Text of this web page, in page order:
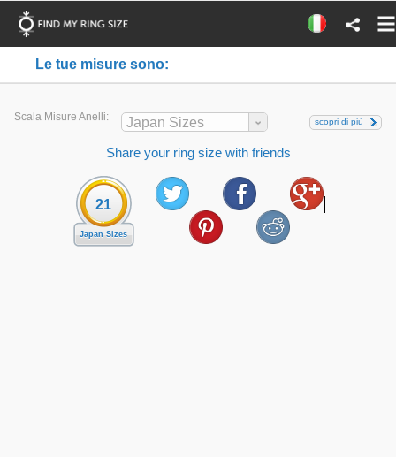
Le tue misure sono:
Scala Misure Anelli: Japan Sizes scopri di più
Share your ring size with friends
21
Japan Sizes